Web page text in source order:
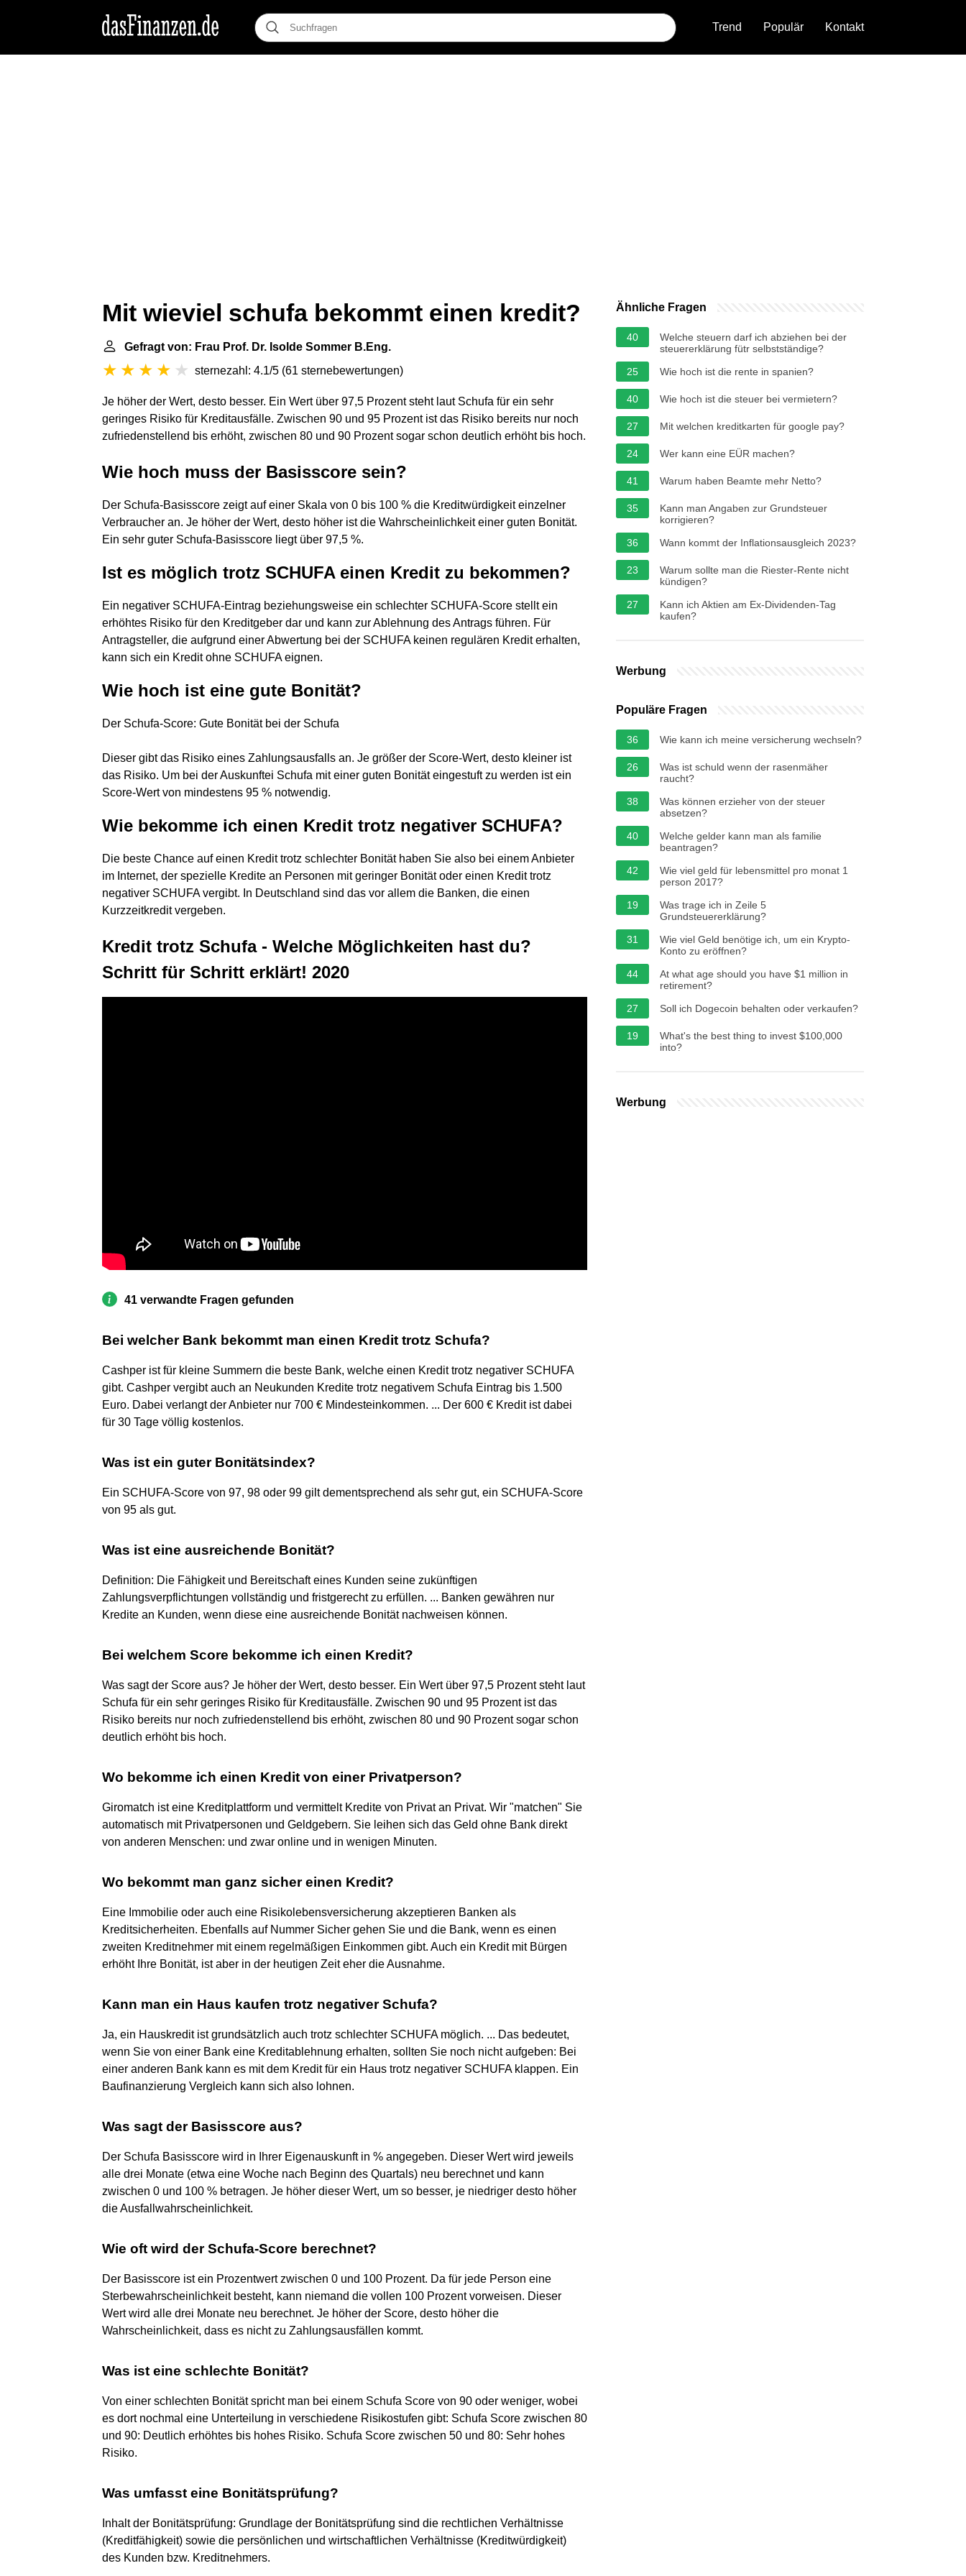
Trend Populär Kontakt
Mit wieviel schufa bekommt einen kredit?
Gefragt von: Frau Prof. Dr. Isolde Sommer B.Eng.
sternezahl: 4.1/5 (61 sternebewertungen)
Je höher der Wert, desto besser. Ein Wert über 97,5 Prozent steht laut Schufa für ein sehr
geringes Risiko für Kreditausfälle. Zwischen 90 und 95 Prozent ist das Risiko bereits nur noch
zufriedenstellend bis erhöht, zwischen 80 und 90 Prozent sogar schon deutlich erhöht bis hoch.
Wie hoch muss der Basisscore sein?
Der Schufa-Basisscore zeigt auf einer Skala von 0 bis 100 % die Kreditwürdigkeit einzelner
Verbraucher an. Je höher der Wert, desto höher ist die Wahrscheinlichkeit einer guten Bonität.
Ein sehr guter Schufa-Basisscore liegt über 97,5 %.
Ist es möglich trotz SCHUFA einen Kredit zu bekommen?
Ein negativer SCHUFA-Eintrag beziehungsweise ein schlechter SCHUFA-Score stellt ein
erhöhtes Risiko für den Kreditgeber dar und kann zur Ablehnung des Antrags führen. Für
Antragsteller, die aufgrund einer Abwertung bei der SCHUFA keinen regulären Kredit erhalten,
kann sich ein Kredit ohne SCHUFA eignen.
Wie hoch ist eine gute Bonität?
Der Schufa-Score: Gute Bonität bei der Schufa
Dieser gibt das Risiko eines Zahlungsausfalls an. Je größer der Score-Wert, desto kleiner ist
das Risiko. Um bei der Auskunftei Schufa mit einer guten Bonität eingestuft zu werden ist ein
Score-Wert von mindestens 95 % notwendig.
Wie bekomme ich einen Kredit trotz negativer SCHUFA?
Die beste Chance auf einen Kredit trotz schlechter Bonität haben Sie also bei einem Anbieter
im Internet, der spezielle Kredite an Personen mit geringer Bonität oder einen Kredit trotz
negativer SCHUFA vergibt. In Deutschland sind das vor allem die Banken, die einen
Kurzzeitkredit vergeben.
Kredit trotz Schufa - Welche Möglichkeiten hast du?
Schritt für Schritt erklärt! 2020
41 verwandte Fragen gefunden
Bei welcher Bank bekommt man einen Kredit trotz Schufa?
Cashper ist für kleine Summern die beste Bank, welche einen Kredit trotz negativer SCHUFA
gibt. Cashper vergibt auch an Neukunden Kredite trotz negativem Schufa Eintrag bis 1.500
Euro. Dabei verlangt der Anbieter nur 700 € Mindesteinkommen. ... Der 600 € Kredit ist dabei
für 30 Tage völlig kostenlos.
Was ist ein guter Bonitätsindex?
Ein SCHUFA-Score von 97, 98 oder 99 gilt dementsprechend als sehr gut, ein SCHUFA-Score
von 95 als gut.
Was ist eine ausreichende Bonität?
Definition: Die Fähigkeit und Bereitschaft eines Kunden seine zukünftigen
Zahlungsverpflichtungen vollständig und fristgerecht zu erfüllen. ... Banken gewähren nur
Kredite an Kunden, wenn diese eine ausreichende Bonität nachweisen können.
Bei welchem Score bekomme ich einen Kredit?
Was sagt der Score aus? Je höher der Wert, desto besser. Ein Wert über 97,5 Prozent steht laut
Schufa für ein sehr geringes Risiko für Kreditausfälle. Zwischen 90 und 95 Prozent ist das
Risiko bereits nur noch zufriedenstellend bis erhöht, zwischen 80 und 90 Prozent sogar schon
deutlich erhöht bis hoch.
Wo bekomme ich einen Kredit von einer Privatperson?
Giromatch ist eine Kreditplattform und vermittelt Kredite von Privat an Privat. Wir "matchen" Sie
automatisch mit Privatpersonen und Geldgebern. Sie leihen sich das Geld ohne Bank direkt
von anderen Menschen: und zwar online und in wenigen Minuten.
Wo bekommt man ganz sicher einen Kredit?
Eine Immobilie oder auch eine Risikolebensversicherung akzeptieren Banken als
Kreditsicherheiten. Ebenfalls auf Nummer Sicher gehen Sie und die Bank, wenn es einen
zweiten Kreditnehmer mit einem regelmäßigen Einkommen gibt. Auch ein Kredit mit Bürgen
erhöht Ihre Bonität, ist aber in der heutigen Zeit eher die Ausnahme.
Kann man ein Haus kaufen trotz negativer Schufa?
Ja, ein Hauskredit ist grundsätzlich auch trotz schlechter SCHUFA möglich. ... Das bedeutet,
wenn Sie von einer Bank eine Kreditablehnung erhalten, sollten Sie noch nicht aufgeben: Bei
einer anderen Bank kann es mit dem Kredit für ein Haus trotz negativer SCHUFA klappen. Ein
Baufinanzierung Vergleich kann sich also lohnen.
Was sagt der Basisscore aus?
Der Schufa Basisscore wird in Ihrer Eigenauskunft in % angegeben. Dieser Wert wird jeweils
alle drei Monate (etwa eine Woche nach Beginn des Quartals) neu berechnet und kann
zwischen 0 und 100 % betragen. Je höher dieser Wert, um so besser, je niedriger desto höher
die Ausfallwahrscheinlichkeit.
Wie oft wird der Schufa-Score berechnet?
Der Basisscore ist ein Prozentwert zwischen 0 und 100 Prozent. Da für jede Person eine
Sterbewahrscheinlichkeit besteht, kann niemand die vollen 100 Prozent vorweisen. Dieser
Wert wird alle drei Monate neu berechnet. Je höher der Score, desto höher die
Wahrscheinlichkeit, dass es nicht zu Zahlungsausfällen kommt.
Was ist eine schlechte Bonität?
Von einer schlechten Bonität spricht man bei einem Schufa Score von 90 oder weniger, wobei
es dort nochmal eine Unterteilung in verschiedene Risikostufen gibt: Schufa Score zwischen 80
und 90: Deutlich erhöhtes bis hohes Risiko. Schufa Score zwischen 50 und 80: Sehr hohes
Risiko.
Was umfasst eine Bonitätsprüfung?
Inhalt der Bonitätsprüfung: Grundlage der Bonitätsprüfung sind die rechtlichen Verhältnisse
(Kreditfähigkeit) sowie die persönlichen und wirtschaftlichen Verhältnisse (Kreditwürdigkeit)
des Kunden bzw. Kreditnehmers.
Ähnliche Fragen
40
Welche steuern darf ich abziehen bei der
steuererklärung fütr selbstständige?
25
Wie hoch ist die rente in spanien?
40 Wie hoch ist die steuer bei vermietern?
27 Mit welchen kreditkarten für google pay?
24 Wer kann eine EÜR machen?
41 Warum haben Beamte mehr Netto?
35
Kann man Angaben zur Grundsteuer
korrigieren?
36
Wann kommt der Inflationsausgleich 2023?
23
Warum sollte man die Riester-Rente nicht
kündigen?
27
Kann ich Aktien am Ex-Dividenden-Tag
kaufen?
Werbung
Populäre Fragen
36 Wie kann ich meine versicherung wechseln?
26
Was ist schuld wenn der rasenmäher
raucht?
38
Was können erzieher von der steuer
absetzen?
40
Welche gelder kann man als familie
beantragen?
42
Wie viel geld für lebensmittel pro monat 1
person 2017?
19
Was trage ich in Zeile 5
Grundsteuererklärung?
31
Wie viel Geld benötige ich, um ein Krypto-
Konto zu eröffnen?
44
At what age should you have $1 million in
retirement?
27
Soll ich Dogecoin behalten oder verkaufen?
19
What's the best thing to invest $100,000
into?
Werbung